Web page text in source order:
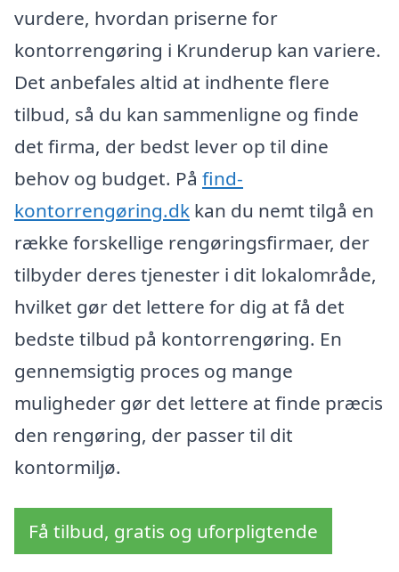
vurdere, hvordan priserne for
kontorrengøring i Krunderup kan variere.
Det anbefales altid at indhente flere
tilbud, så du kan sammenligne og finde
det firma, der bedst lever op til dine
behov og budget. På find-
kontorrengøring.dk kan du nemt tilgå en
række forskellige rengøringsfirmaer, der
tilbyder deres tjenester i dit lokalområde,
hvilket gør det lettere for dig at få det
bedste tilbud på kontorrengøring. En
gennemsigtig proces og mange
muligheder gør det lettere at finde præcis
den rengøring, der passer til dit
kontormiljø.
Få tilbud, gratis og uforpligtende